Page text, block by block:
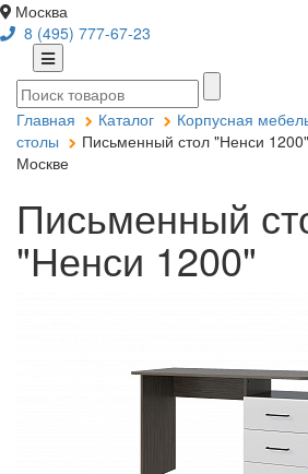
Москва
8 (495) 777-67-23
Главная Каталог Корпусная
столы
Письменный стол "Ненси
Москве
Письменный
"Ненси 1200"